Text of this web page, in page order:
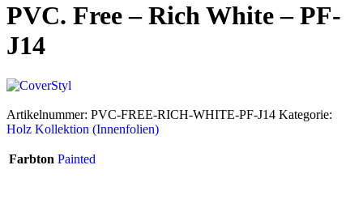
PVC. Free – Rich White – PF-
J14
Artikelnummer: PVC-FREE-RICH-WHITE-PF-J14 Kategorie:
Holz Kollektion (Innenfolien)
Farbton Painted